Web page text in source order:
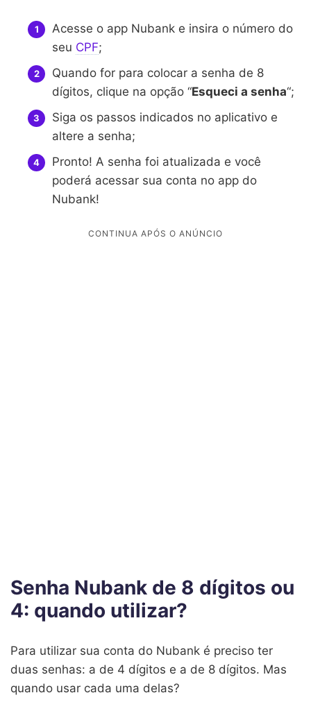
Acesse o app Nubank e insira o número do
seu CPF;
Quando for para colocar a senha de 8
dígitos, clique na opção “Esqueci a senha“;
Siga os passos indicados no aplicativo e
altere a senha;
Pronto! A senha foi atualizada e você
poderá acessar sua conta no app do
Nubank!
Senha Nubank de 8 dígitos ou
4: quando utilizar?
Para utilizar sua conta do Nubank é preciso ter
duas senhas: a de 4 dígitos e a de 8 dígitos. Mas
quando usar cada uma delas?